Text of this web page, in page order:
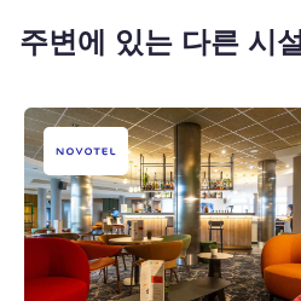
주변에 있는 다른 시설